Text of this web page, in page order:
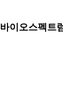
바이오스펙트